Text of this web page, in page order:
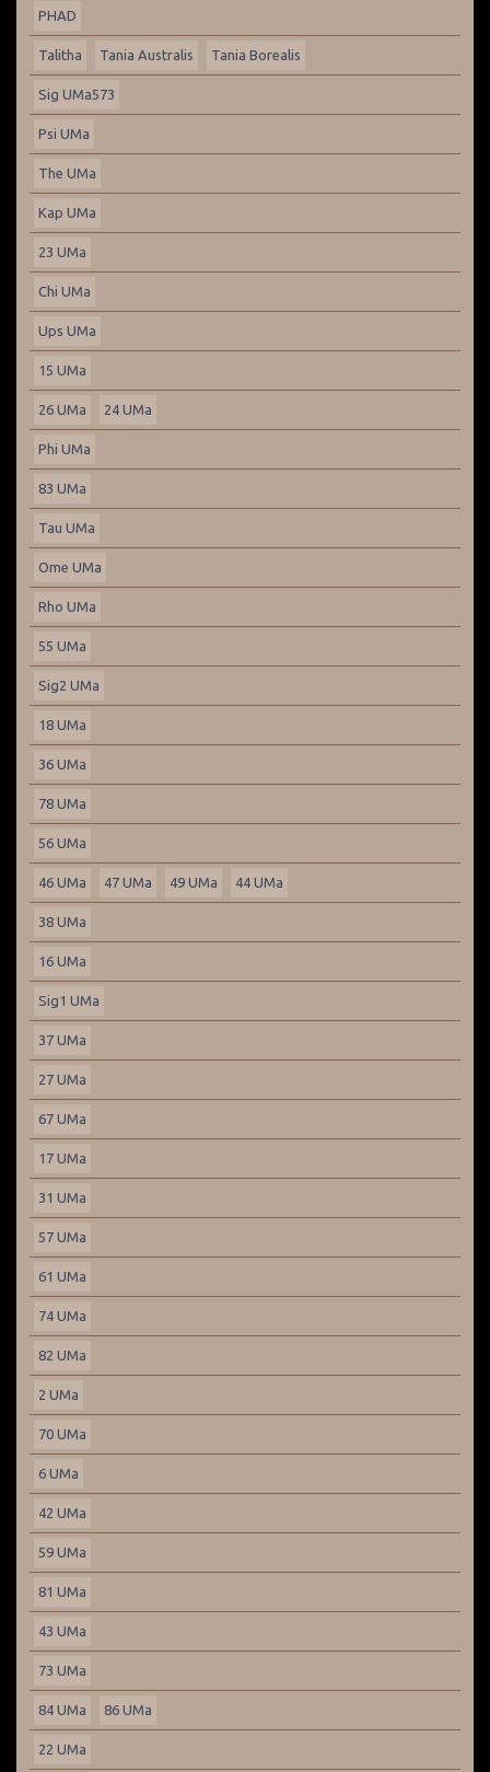
PHAD
Talitha Tania Australis Tania Borealis
Sig UMa573
Psi UMa
The UMa
Kap UMa
23 UMa
Chi UMa
Ups UMa
15 UMa
26 UMa 24 UMa
Phi UMa
83 UMa
Tau UMa
Ome UMa
Rho UMa
55 UMa
Sig2 UMa
18 UMa
36 UMa
78 UMa
56 UMa
46 UMa 47 UMa 49 UMa 44 UMa
38 UMa
16 UMa
Sig1 UMa
37 UMa
27 UMa
67 UMa
17 UMa
31 UMa
57 UMa
61 UMa
74 UMa
82 UMa
2 UMa
70 UMa
6 UMa
42 UMa
59 UMa
81 UMa
43 UMa
73 UMa
84 UMa 86 UMa
22 UMa